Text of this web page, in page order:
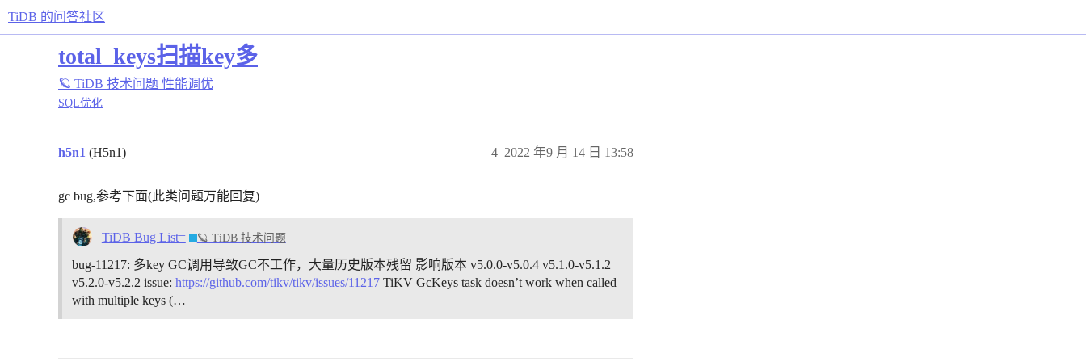
TiDB 的问答社区
total_keys扫描key多
🪐 TiDB 技术问题 性能调优
SQL优化
h5n1 (H5n1) 2022 年9 月 14 日 13:58
4
gc bug,参考下面(此类问题万能回复)
TiDB Bug List= 🪐 TiDB 技术问题
bug-11217: 多key GC调用导致GC不工作，大量历史版本残留 影响版本 v5.0.0-v5.0.4 v5.1.0-v5.1.2
v5.2.0-v5.2.2 issue: https://github.com/tikv/tikv/issues/11217 TiKV GcKeys task doesn’t work when called
with multiple keys (…